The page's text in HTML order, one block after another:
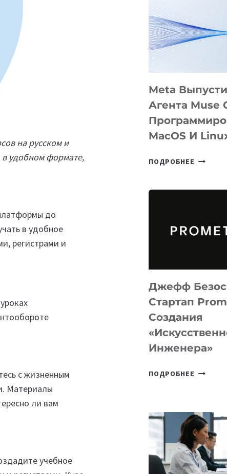
на русском и
в удобном формате,
до
в удобное
регистрами и
с жизненным
Материалы
ли вам
учебное
BÖRÜ
НА
Meta
Агента Muse
MacOS И
ПОДРОБНЕЕ META
ДЛЯ
И
LINUX
Джефф Безос
Стартап
Создания
Инженера»
ПОДРОБНЕЕ ДЖЕФФ
ДЛЯ